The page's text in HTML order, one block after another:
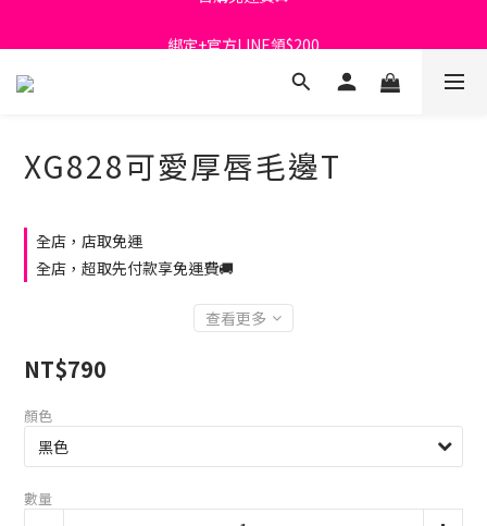
綁定+官方LINE領$200
出清特價_買一送一
XG828可愛厚唇毛邊T
全店，店取免運
全店，超取先付款享免運費🚚
查看更多
NT$790
顏色
數量